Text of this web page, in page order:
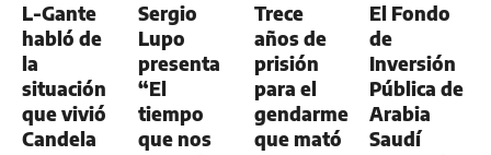
L-Gante
habló de
la
situación
que vivió
Candela
Sergio
Lupo
presenta
“El
tiempo
que nos
Trece
años de
prisión
para el
gendarme
que mató
El Fondo
de
Inversión
Pública de
Arabia
Saudí